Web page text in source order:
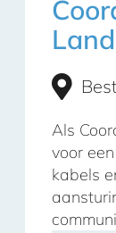
Best
Als
voor
kabels